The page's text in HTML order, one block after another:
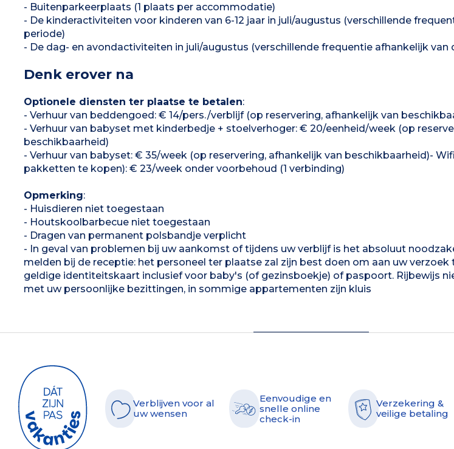
- Buitenparkeerplaats (1 plaats per accommodatie)
- De kinderactiviteiten voor kinderen van 6-12 jaar in juli/augustus (verschillende
periode)
- De dag- en avondactiviteiten in juli/augustus (verschillende frequentie afhankelijk van
Denk erover na
Optionele diensten ter plaatse te betalen:
- Verhuur van beddengoed: € 14/pers./verblijf (op reservering, afhankelijk van
- Verhuur van babyset met kinderbedje + stoelverhoger: € 20/eenheid/week (op
beschikbaarheid)
- Verhuur van babyset: € 35/week (op reservering, afhankelijk van beschikbaarheid)-
pakketten te kopen): € 23/week onder voorbehoud (1 verbinding)
Opmerking:
- Huisdieren niet toegestaan
- Houtskoolbarbecue niet toegestaan
- Dragen van permanent polsbandje verplicht
- In geval van problemen bij uw aankomst of tijdens uw verblijf is het absoluut
melden bij de receptie: het personeel ter plaatse zal zijn best doen om aan uw verzoek
geldige identiteitskaart inclusief voor baby's (of gezinsboekje) of paspoort. Rijbewijs
met uw persoonlijke bezittingen, in sommige appartementen zijn kluis
Verblijven voor al
uw wensen
Eenvoudige en
snelle online
check-in
Verzekering &
veilige betaling